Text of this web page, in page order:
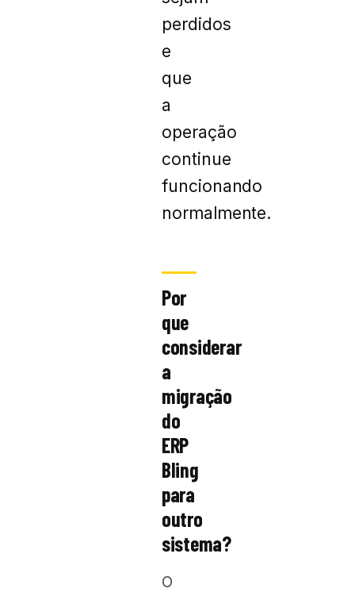
perdidos
e
que
a
operação
continue
funcionando
normalmente.
Por
que
considerar
a
migração
do
ERP
Bling
para
outro
sistema?
O